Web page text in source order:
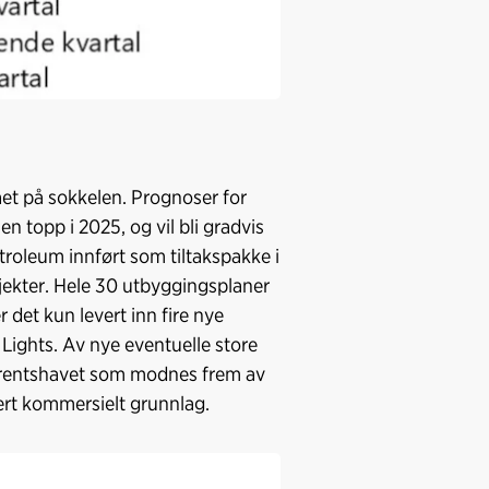
på sokkelen. Prognoser for
topp i 2025, og vil bli gradvis
innført som tiltakspakke i
Hele 30 utbyggingsplaner
det kun levert inn fire nye
Av nye eventuelle store
som modnes frem av
kommersielt grunnlag.